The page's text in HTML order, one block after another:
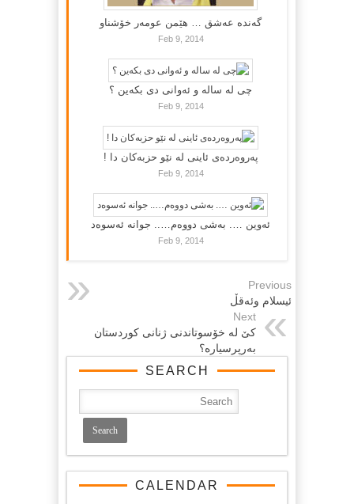
گه‌نده‌ عه‌شق … هێمن عومه‌ر خۆشناو
Feb 9, 2014
چی لە سالە و ئەوانی دی بكەین ؟
Feb 9, 2014
پەروەردەی ئاینی لە نێو حزبەکان دا !
Feb 9, 2014
ئەوین …. بەشی دووەم….. جوانە ئەسوەد
Feb 9, 2014
Previous
ئیسلام وئه‌قڵ
Next
كێ لە خۆسوتاندنی ژنانی كوردستان
بەرپرسیارە؟
SEARCH
CALENDAR